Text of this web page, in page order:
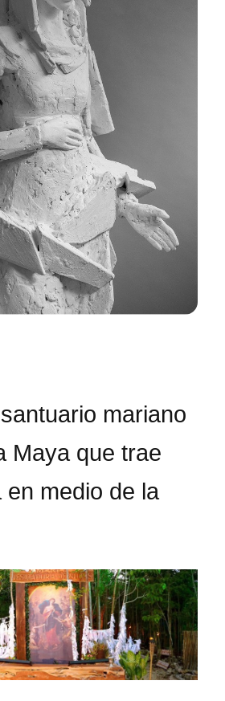
mariano
Maya que trae
en medio de la